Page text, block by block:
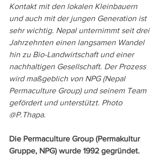
Kontakt mit den lokalen Kleinbauern
und auch mit der jungen Generation ist
sehr wichtig. Nepal unternimmt seit drei
Jahrzehnten einen langsamen Wandel
hin zu Bio-Landwirtschaft und einer
nachhaltigen Gesellschaft. Der Prozess
wird maßgeblich von NPG (Nepal
Permaculture Group) und seinem Team
gefördert und unterstützt. Photo
@P.Thapa.
Die Permaculture Group (Permakultur
Gruppe, NPG) wurde 1992 gegründet.